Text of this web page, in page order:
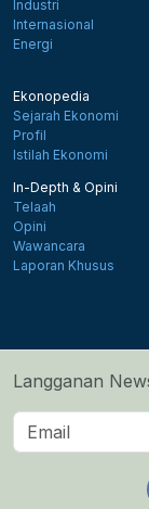
Industri
Internasional
Energi
Ekonopedia
Sejarah Ekonomi
Profil
Istilah Ekonomi
In-Depth & Opini
Telaah
Opini
Wawancara
Laporan Khusus
Langganan